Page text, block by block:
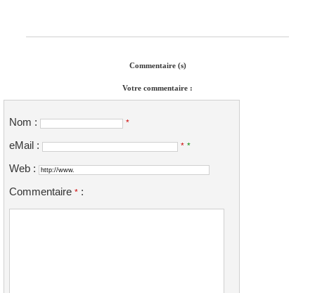
Commentaire (s)
Votre commentaire :
Nom : *
eMail : * *
Web :
Commentaire * :